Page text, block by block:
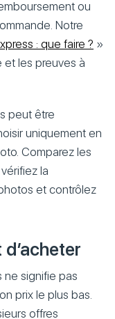
ou
Notre
: que faire ? »
et les preuves à
peut être
uniquement en
Comparez les
la
et contrôlez
ne signifie pas
prix le plus bas.
offres